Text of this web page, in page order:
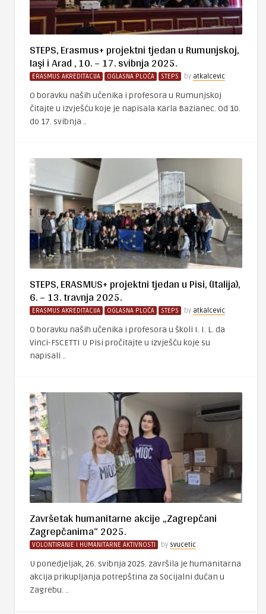
STEPS, Erasmus+ projektni tjedan u Rumunjskoj,
Iaşi i Arad , 10. – 17. svibnja 2025.
ERASMUS AKREDITACIJA OGLASNA PLOČA STEPS by atkalcevic
O boravku naših učenika i profesora u Rumunjskoj
čitajte u izvješću koje je napisala Karla Bazianec. Od 10.
do 17. svibnja ..
STEPS, ERASMUS+ projektni tjedan u Pisi, (Italija),
6. – 13. travnja 2025.
ERASMUS AKREDITACIJA OGLASNA PLOČA STEPS by atkalcevic
O boravku naših učenika i profesora u školi I. I. L. da
Vinci-FSCETTI U Pisi pročitajte u izvješću koje su
napisali ..
Završetak humanitarne akcije „Zagrepčani
Zagrepčanima“ 2025.
VOLONTIRANJE I HUMANITARNE AKTIVNOSTI by svucetic
U ponedjeljak, 26. svibnja 2025. završila je humanitarna
akcija prikupljanja potrepština za Socijalni dućan u
Zagrebu. ..